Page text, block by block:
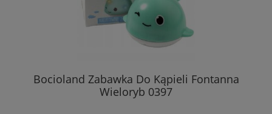
Bocioland Zabawka Do Kąpieli Fontanna
Wieloryb 0397